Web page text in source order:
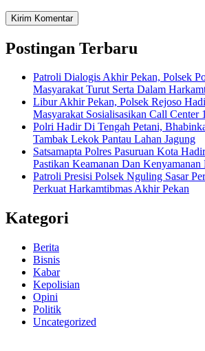
Postingan Terbaru
Patroli Dialogis Akhir Pekan, Polsek
Masyarakat Turut Serta Dalam
Libur Akhir Pekan, Polsek Rejoso
Masyarakat Sosialisasikan Call Center
Polri Hadir Di Tengah Petani,
Tambak Lekok Pantau Lahan Jagung
Satsamapta Polres Pasuruan Kota
Pastikan Keamanan Dan Kenyamanan
Patroli Presisi Polsek Nguling Sasar
Perkuat Harkamtibmas Akhir Pekan
Kategori
Berita
Bisnis
Kabar
Kepolisian
Opini
Politik
Uncategorized